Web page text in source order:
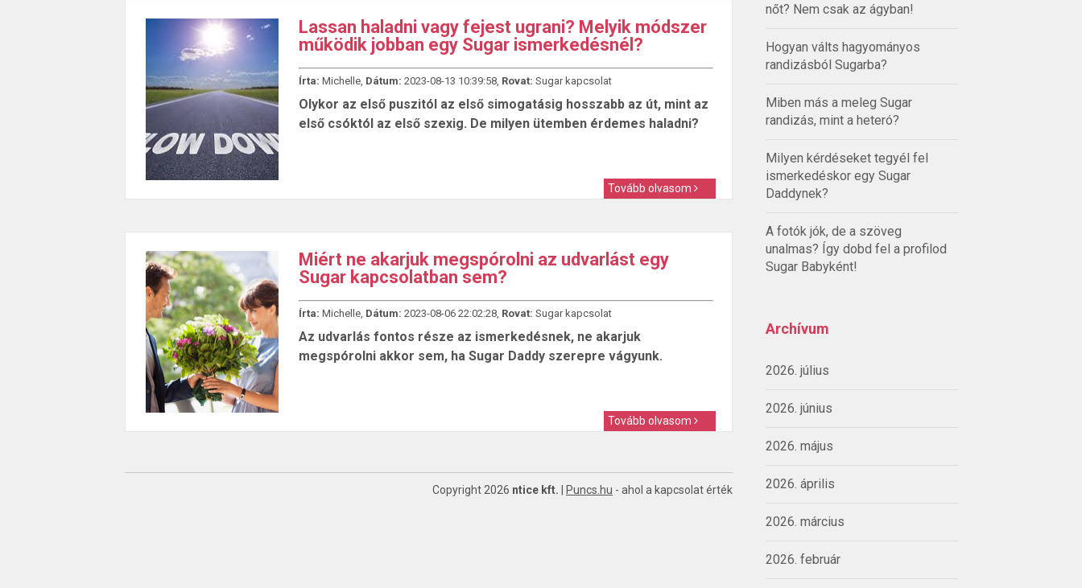
nőt? Nem csak az ágyban!
Hogyan válts hagyományos
randizásból Sugarba?
Miben más a meleg Sugar
randizás, mint a heteró?
Milyen kérdéseket tegyél fel
ismerkedéskor egy Sugar
Daddynek?
A fotók jók, de a szöveg
unalmas? Így dobd fel a profilod
Sugar Babyként!
Archívum
2026. július
2026. június
2026. május
2026. április
2026. március
2026. február
Lassan haladni vagy fejest ugrani? Melyik módszer
működik jobban egy Sugar ismerkedésnél?
Írta: Michelle, Dátum: 2023-08-13 10:39:58, Rovat: Sugar kapcsolat
Olykor az első puszitól az első simogatásig hosszabb az út, mint az
első csóktól az első szexig. De milyen ütemben érdemes haladni?
Tovább olvasom
Miért ne akarjuk megspórolni az udvarlást egy
Sugar kapcsolatban sem?
Írta: Michelle, Dátum: 2023-08-06 22:02:28, Rovat: Sugar kapcsolat
Az udvarlás fontos része az ismerkedésnek, ne akarjuk
megspórolni akkor sem, ha Sugar Daddy szerepre vágyunk.
Tovább olvasom
Copyright 2026 ntice kft. Puncs.hu - ahol a kapcsolat érték